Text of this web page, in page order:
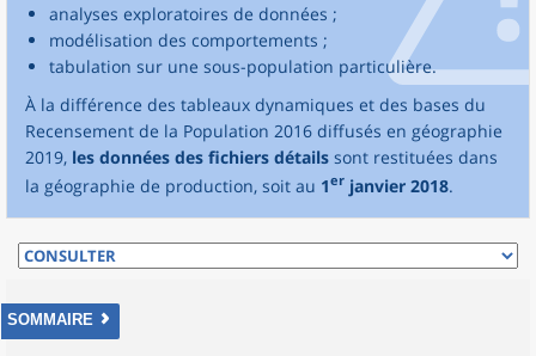
analyses exploratoires de données ;
modélisation des comportements ;
tabulation sur une sous-population particulière.
À la différence des tableaux dynamiques et des bases du
Recensement de la Population 2016 diffusés en géographie
2019, les données des fichiers détails sont restituées dans
la géographie de production, soit au 1er janvier 2018.
SOMMAIRE